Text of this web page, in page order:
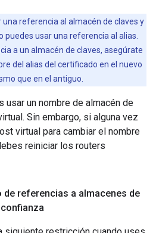
una referencia al almacén de claves y
puedes usar una referencia al alias.
a un almacén de claves, asegúrate
del alias del certificado en el nuevo
que en el antiguo.
usar un nombre de almacén de
Sin embargo, si alguna vez
virtual para cambiar el nombre
reiniciar los routers
de referencias a almacenes de